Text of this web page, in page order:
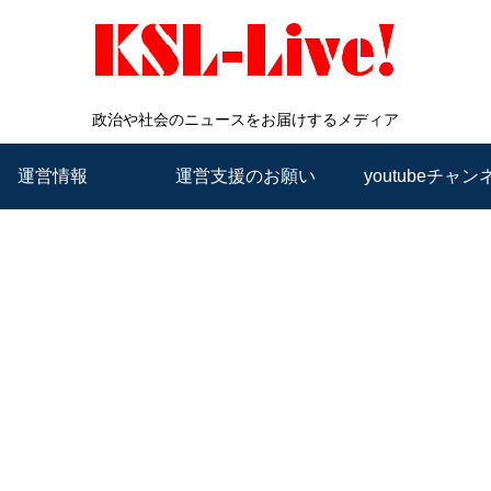
政治や社会のニュースをお届けするメディア
運営情報 運営支援のお願い youtubeチャン